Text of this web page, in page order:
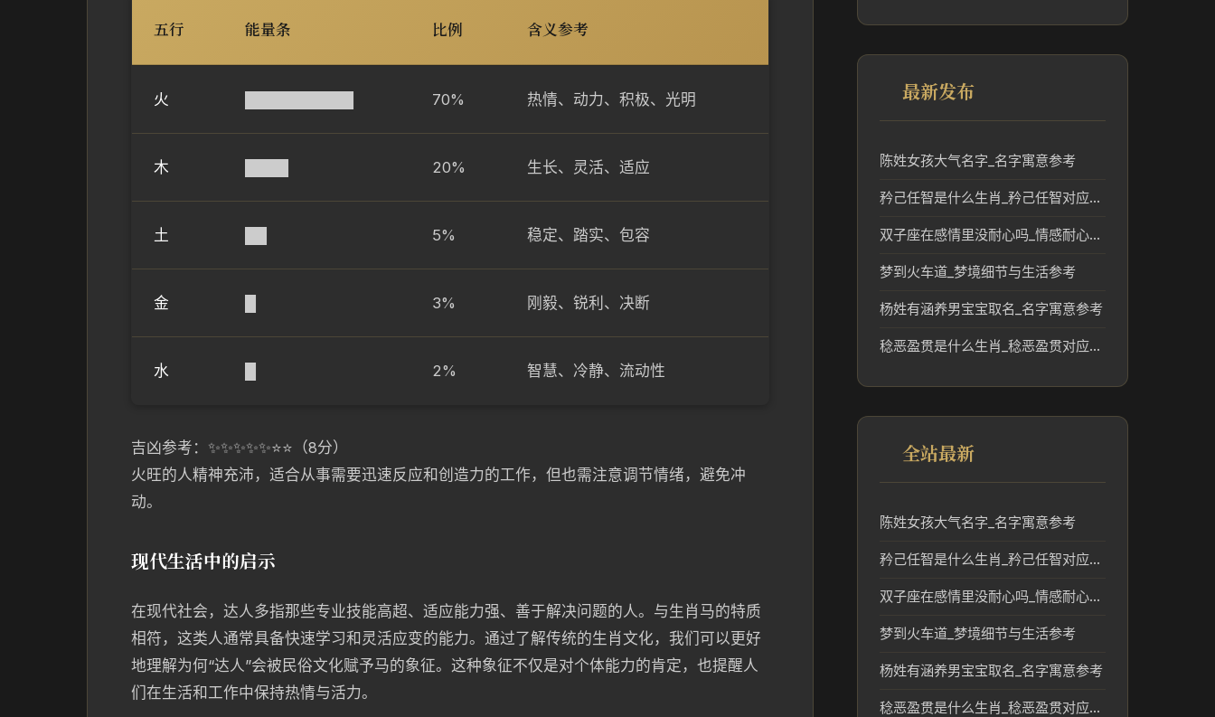
五行 能量条 比例 含义参考
火 70% 热情、动力、积极、光明
木 20% 生长、灵活、适应
土 5% 稳定、踏实、包容
金 3% 刚毅、锐利、决断
水 2% 智慧、冷静、流动性
吉凶参考：✨✨✨✨✨⭐⭐（8分）
火旺的人精神充沛，适合从事需要迅速反应和创造力的工作，但也需注意调节情绪，避免冲
动。
现代生活中的启示
在现代社会，达人多指那些专业技能高超、适应能力强、善于解决问题的人。与生肖马的特质
相符，这类人通常具备快速学习和灵活应变的能力。通过了解传统的生肖文化，我们可以更好
地理解为何“达人”会被民俗文化赋予马的象征。这种象征不仅是对个体能力的肯定，也提醒人
们在生活和工作中保持热情与活力。
最新发布
陈姓女孩大气名字_名字寓意参考
矜己任智是什么生肖_矜己任智对应的生肖文化解读
双子座在感情里没耐心吗_情感耐心与性格解析
梦到火车道_梦境细节与生活参考
杨姓有涵养男宝宝取名_名字寓意参考
稔恶盈贯是什么生肖_稔恶盈贯对应的生肖文化解读
全站最新
陈姓女孩大气名字_名字寓意参考
矜己任智是什么生肖_矜己任智对应的生肖文化解读
双子座在感情里没耐心吗_情感耐心与性格解析
梦到火车道_梦境细节与生活参考
杨姓有涵养男宝宝取名_名字寓意参考
稔恶盈贯是什么生肖_稔恶盈贯对应的生肖文化解读